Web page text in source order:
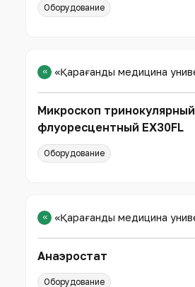
Оборудование
«
Микроскоп тринокулярный
флуоресцентный EX30FL
Оборудование
«
Анаэростат
Оборудование